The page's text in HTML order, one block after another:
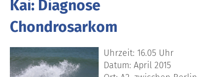
Kai: Diagnose
Chondrosarkom
Uhrzeit: 16.05 Uhr
Datum: April 2015